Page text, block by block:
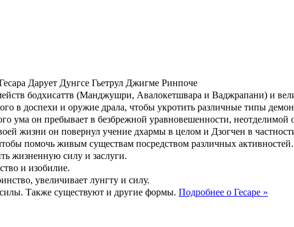
Дарует Дунгсе Гьетрул Джигме Ринпоче
бодхисаттв (Манджушри, Авалокетшвара и Ваджрапани) и
в доспехи и оружие драла, чтобы укротить различные типы
ума он пребывает в безбрежной уравновешенности,
жизни он повернул учение дхармы в целом и Дзогчен в
помочь живым существам посредством различных
жизненную силу и заслуги.
и изобилие.
увеличивает лунгту и силу.
Также существуют и другие формы. Подробнее о Гесаре »